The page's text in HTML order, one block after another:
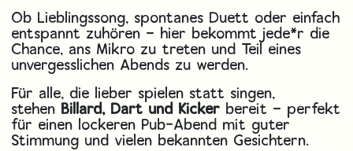
Ob Lieblingssong, spontanes Duett oder einfach
entspannt zuhören – hier bekommt jede*r die
Chance, ans Mikro zu treten und Teil eines
unvergesslichen Abends zu werden.
Für alle, die lieber spielen statt singen,
stehen Billard, Dart und Kicker bereit – perfekt
für einen lockeren Pub-Abend mit guter
Stimmung und vielen bekannten Gesichtern.